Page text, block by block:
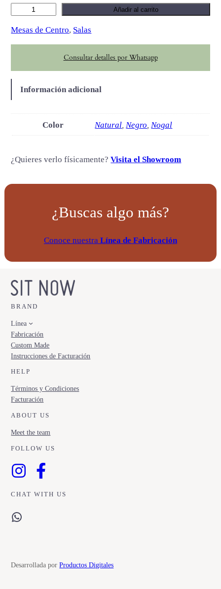
a
s
M
d
e
a
a
Añadir al carrito
Mesas de Centro, Salas
Consultar detalles por Whatsapp
Información adicional
Color Natural,Negro,Nogal
¿Quieres verlo físicamente?Visita el Showroom
¿Buscas algo más?
Conoce nuestra Línea de Fabricación
BRAND
Línea
Fabricación
Custom Made
Instrucciones de Facturación
HELP
Términos y Condiciones
Facturación
ABOUT US
Meet the team
FOLLOW US
CHAT WITH US
WhatsApp
Desarrollada porProductos Digitales